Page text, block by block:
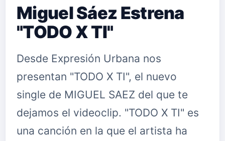
Miguel Sáez Estrena
"TODO X TI"
Desde Expresión Urbana nos
presentan "TODO X TI", el nuevo
single de MIGUEL SAEZ del que te
dejamos el videoclip. "TODO X TI" es
una canción en la que el artista ha